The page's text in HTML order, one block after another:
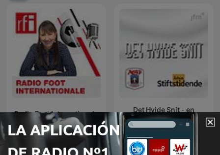
Radio Foot Internationale
Det Hvide Snit - en
podcast om AGF